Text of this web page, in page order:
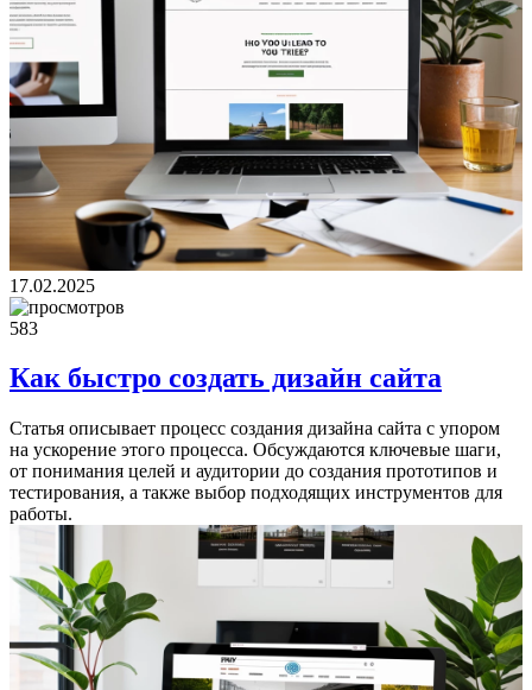
17.02.2025
583
Как быстро создать дизайн сайта
Статья описывает процесс создания дизайна сайта с упором
на ускорение этого процесса. Обсуждаются ключевые шаги,
от понимания целей и аудитории до создания прототипов и
тестирования, а также выбор подходящих инструментов для
работы.